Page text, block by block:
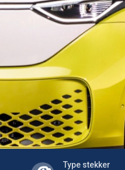
Type stekker